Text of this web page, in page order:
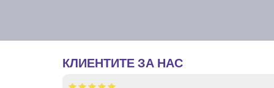
КЛИЕНТИТЕ ЗА НАС